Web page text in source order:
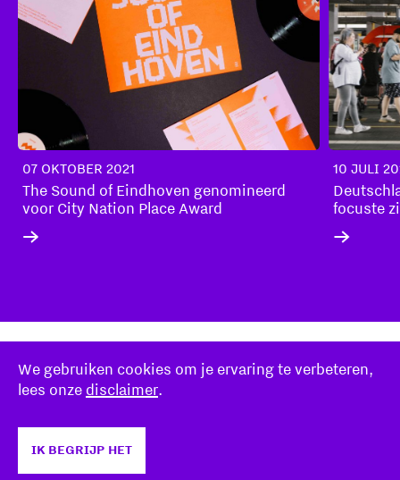
07 OKTOBER 2021
The Sound of Eindhoven genomineerd
voor City Nation Place Award
10 JULI
focuste
markt
Disclaimer
Over ons
VOOR NEXT-LEVEL HOSPITALITY:
We gebruiken cookies om je ervaring te verbeteren,
lees onze disclaimer.
IK BEGRIJP HET